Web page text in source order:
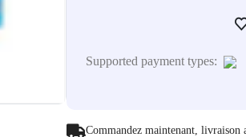
Supported payment types:
Commandez maintenant, livraison